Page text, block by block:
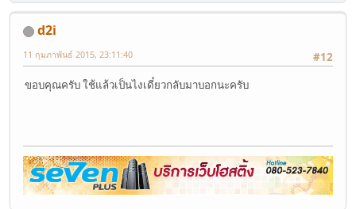
d2i
#12
11 กุมภาพันธ์ 2015, 23:11:40
ขอบคุณครับ ใช้แล้วเป็นไงเดี๋ยวกลับมาบอกนะครับ